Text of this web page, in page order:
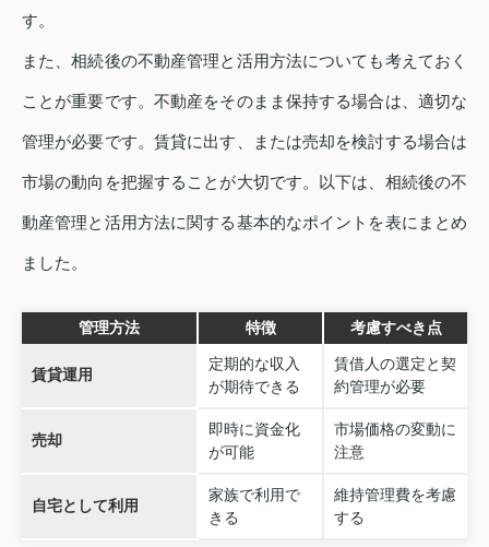
す。
また、相続後の不動産管理と活用方法についても考えておく
ことが重要です。不動産をそのまま保持する場合は、適切な
管理が必要です。賃貸に出す、または売却を検討する場合は
市場の動向を把握することが大切です。以下は、相続後の不
動産管理と活用方法に関する基本的なポイントを表にまとめ
ました。
管理方法 特徴 考慮すべき点
賃貸運用
定期的な収入
が期待できる
賃借人の選定と契
約管理が必要
売却
即時に資金化
が可能
市場価格の変動に
注意
自宅として利用
家族で利用で
きる
維持管理費を考慮
する